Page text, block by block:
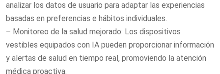
analizar los datos de usuario para adaptar las experiencias
basadas en preferencias e hábitos individuales.
– Monitoreo de la salud mejorado: Los dispositivos
vestibles equipados con IA pueden proporcionar información
y alertas de salud en tiempo real, promoviendo la atención
médica proactiva.